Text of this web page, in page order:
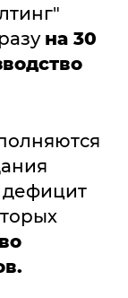
на 30
дефицит